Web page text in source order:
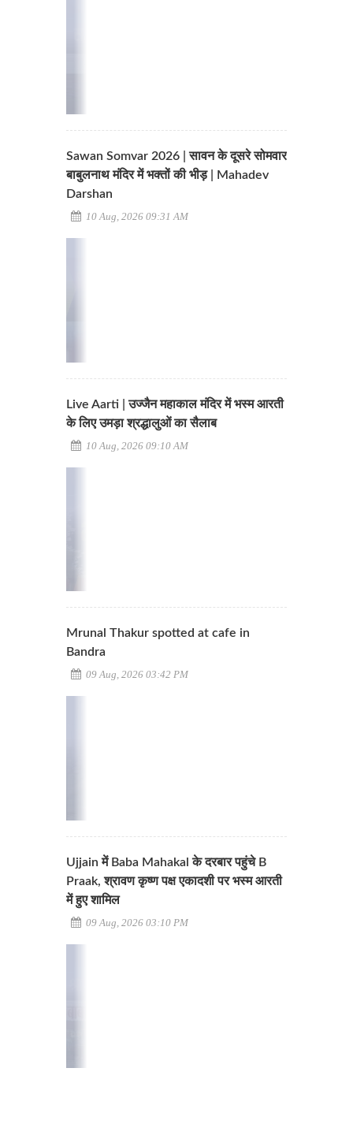
Sawan Somvar 2026 | सावन के दूसरे सोमवार
बाबुलनाथ मंदिर में भक्तों की भीड़ | Mahadev
Darshan
10 Aug, 2026 09:31 AM
Live Aarti | उज्जैन महाकाल मंदिर में भस्म आरती
के लिए उमड़ा श्रद्धालुओं का सैलाब
10 Aug, 2026 09:10 AM
Mrunal Thakur spotted at cafe in
Bandra
09 Aug, 2026 03:42 PM
Ujjain में Baba Mahakal के दरबार पहुंचे B
Praak, श्रावण कृष्ण पक्ष एकादशी पर भस्म आरती
में हुए शामिल
09 Aug, 2026 03:10 PM